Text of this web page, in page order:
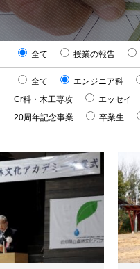
全て 授業の報告
全て エンジニア科
Cr科・木工専攻
エッセイ
20周年記念事業
卒業生